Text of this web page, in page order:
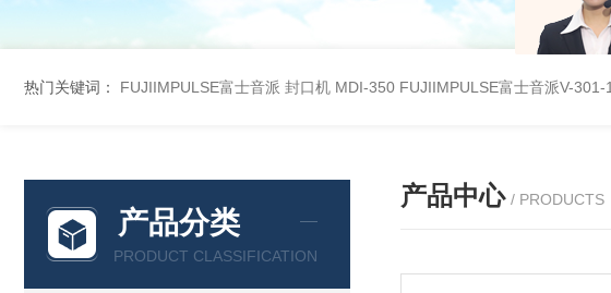
热门关键词： FUJIIMPULSE富士音派 封口机 MDI-350 FUJIIMPULSE富士音派V-
产品分类
PRODUCT CLASSIFICATION
产品中心 / PRODUCTS